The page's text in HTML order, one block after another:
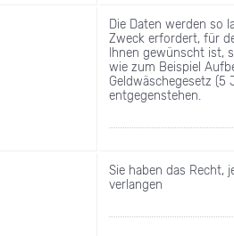
Die Daten werden so
Zweck erfordert, für
Ihnen gewünscht ist,
wie zum Beispiel
Geldwäschegesetz (5
entgegenstehen.
Sie haben das Recht,
verlangen